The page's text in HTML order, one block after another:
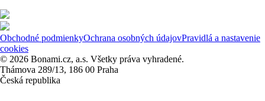
Obchodné podmienkyOchrana osobných údajovPravidlá a nastavenie
cookies
© 2026 Bonami.cz, a.s. Všetky práva vyhradené.
Thámova 289/13, 186 00 Praha
Česká republika